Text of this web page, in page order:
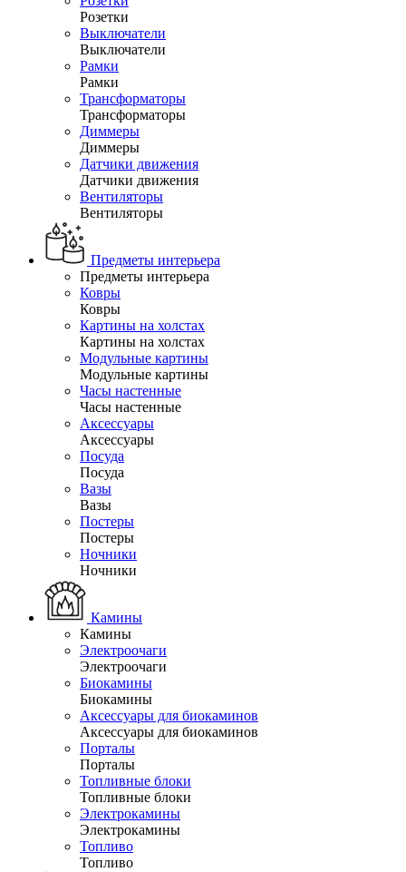
Розетки
Выключатели
Выключатели
Рамки
Рамки
Трансформаторы
Трансформаторы
Диммеры
Диммеры
Датчики движения
Датчики движения
Вентиляторы
Вентиляторы
Предметы интерьера
Предметы интерьера
Ковры
Ковры
Картины на холстах
Картины на холстах
Модульные картины
Модульные картины
Часы настенные
Часы настенные
Аксессуары
Аксессуары
Посуда
Посуда
Вазы
Вазы
Постеры
Постеры
Ночники
Ночники
Камины
Камины
Электроочаги
Электроочаги
Биокамины
Биокамины
Аксессуары для биокаминов
Аксессуары для биокаминов
Порталы
Порталы
Топливные блоки
Топливные блоки
Электрокамины
Электрокамины
Топливо
Топливо